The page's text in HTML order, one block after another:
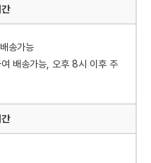
송가능
배송가능, 오후 8시 이후 주